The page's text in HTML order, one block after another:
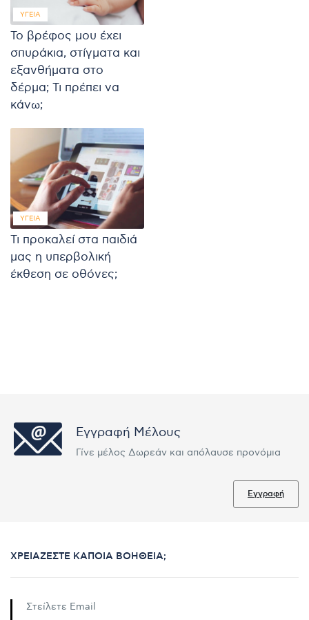
ΥΓΕΊΑ
Το βρέφος μου έχει
σπυράκια, στίγματα και
εξανθήματα στο
δέρμα; Τι πρέπει να
κάνω;
ΥΓΕΊΑ
Τι προκαλεί στα παιδιά
μας η υπερβολική
έκθεση σε οθόνες;
Εγγραφή Μέλους
Γίνε μέλος Δωρεάν και απόλαυσε προνόμια
Εγγραφή
ΧΡΕΙΆΖΕΣΤΕ ΚΆΠΟΙΑ ΒΟΉΘΕΙΑ;
Στείλετε Email